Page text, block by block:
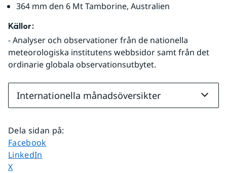
364 mm den 6 Mt Tamborine, Australien
Källor:
- Analyser och observationer från de nationella
meteorologiska institutens webbsidor samt från det
ordinarie globala observationsutbytet.
Internationella månadsöversikter
Dela sidan på:
Dela sidan på
Facebook
Dela sidan på
LinkedIn
Dela sidan på
X